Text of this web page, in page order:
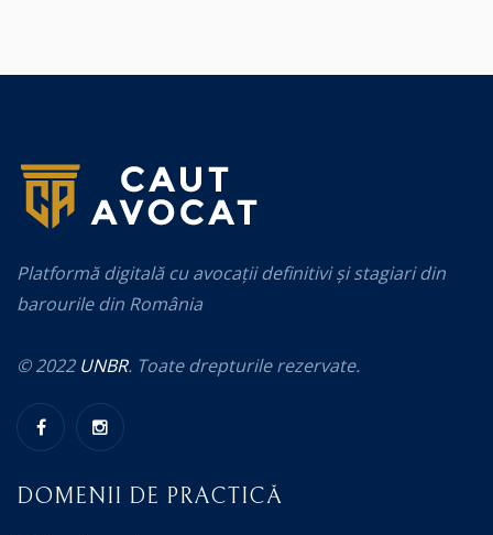
Platformă digitală cu avocații definitivi și stagiari din
barourile din România
© 2022 UNBR. Toate drepturile rezervate.
DOMENII DE PRACTICĂ